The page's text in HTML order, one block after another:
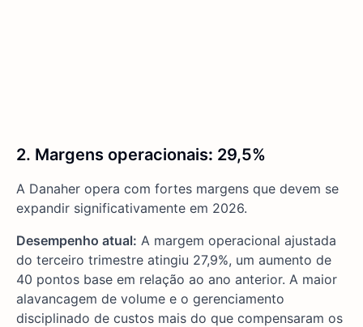
2. Margens operacionais: 29,5%
A Danaher opera com fortes margens que devem se
expandir significativamente em 2026.
Desempenho atual: A margem operacional ajustada
do terceiro trimestre atingiu 27,9%, um aumento de
40 pontos base em relação ao ano anterior. A maior
alavancagem de volume e o gerenciamento
disciplinado de custos mais do que compensaram os